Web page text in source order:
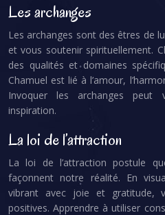
Les archanges
Les archanges sont des êtres de
et vous soutenir spirituellement.
des qualités et domaines
Chamuel est lié à l’amour,
Invoquer les archanges
inspiration.
La loi de l’attraction
La loi de l’attraction postule
façonnent notre réalité. En
vibrant avec joie et gratitude,
positives. Apprendre à utiliser